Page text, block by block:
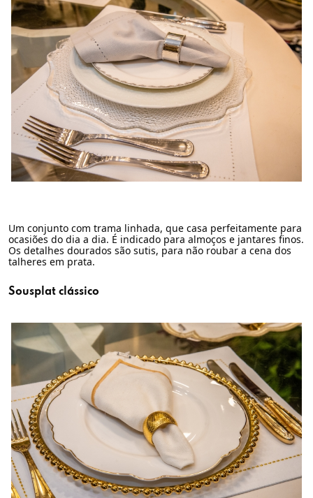
Um conjunto com trama linhada, que casa perfeitamente para
ocasiões do dia a dia. É indicado para almoços e jantares finos.
Os detalhes dourados são sutis, para não roubar a cena dos
talheres em prata.
Sousplat clássico